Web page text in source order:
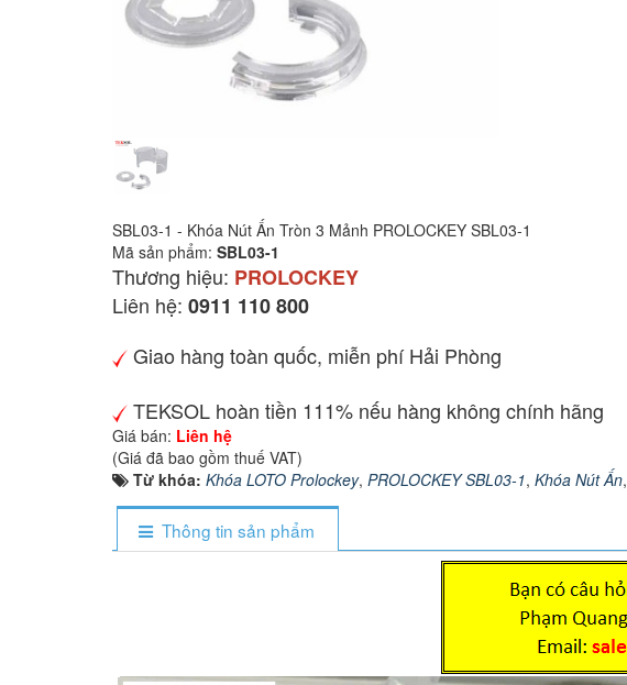
SBL03-1 - Khóa Nút Ấn Tròn 3 Mảnh PROLOCKEY SBL03-1
Mã sản phẩm: SBL03-1
Thương hiệu: PROLOCKEY
Liên hệ: 0911 110 800
Giao hàng toàn quốc, miễn phí Hải Phòng
TEKSOL hoàn tiền 111% nếu hàng không chính hãng
Giá bán: Liên hệ
(Giá đã bao gồm thuế VAT)
Từ khóa: Khóa LOTO Prolockey, PROLOCKEY SBL03-1, Khóa Nút Ấn,
Thông tin sản phẩm